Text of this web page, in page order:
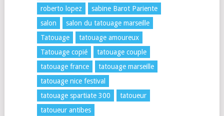
roberto lopez
sabine Barot Pariente
salon
salon du tatouage marseille
Tatouage
tatouage amoureux
Tatouage copié
tatouage couple
tatouage france
tatouage marseille
tatouage nice festival
tatouage spartiate 300
tatoueur
tatoueur antibes